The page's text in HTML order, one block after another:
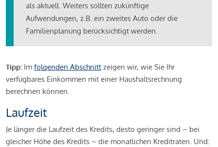
als aktuell. Weiters sollten zukünftige
Aufwendungen, z.B. ein zweites Auto oder die
Familienplanung berücksichtigt werden.
Tipp: Im folgenden Abschnitt zeigen wir, wie Sie Ihr
verfügbares Einkommen mit einer Haushaltsrechnung
berechnen können.
Laufzeit
Je länger die Laufzeit des Kredits, desto geringer sind – bei
gleicher Höhe des Kredits – die monatlichen Kreditraten. Und: